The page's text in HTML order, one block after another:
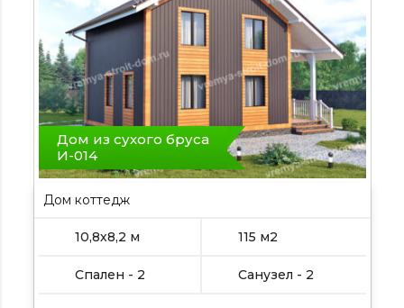
Дом из сухого бруса
И-014
Дом коттедж
10,8х8,2 м 115 м2
Спален - 2 Санузел - 2